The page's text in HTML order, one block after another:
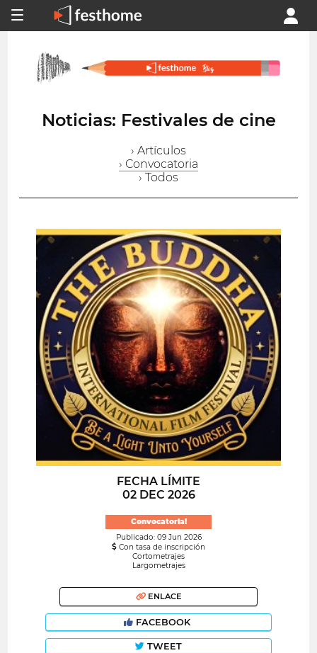
Noticias: Festivales de cine
› Artículos
› Convocatoria
› Todos
FECHA LÍMITE
02 DEC 2026
Convocatoria!
Publicado: 09 Jun 2026
Con tasa de inscripción
Cortometrajes
Largometrajes
ENLACE
FACEBOOK
TWEET